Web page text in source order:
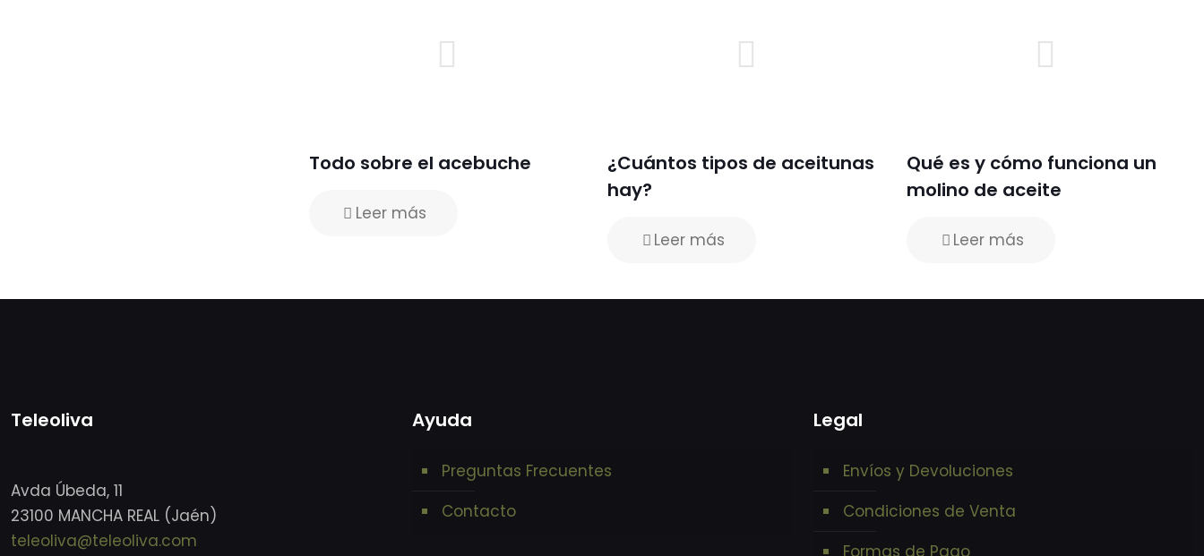
Todo sobre el acebuche
Leer más
¿Cuántos tipos de aceitunas
hay?
Leer más
Qué es y cómo funciona un
molino de aceite
Leer más
Teleoliva
Avda Úbeda, 11
23100 MANCHA REAL (Jaén)
teleoliva@teleoliva.com
Ayuda
Preguntas Frecuentes
Contacto
Legal
Envíos y Devoluciones
Condiciones de Venta
Formas de Pago